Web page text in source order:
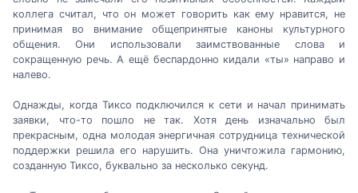
коллега считал, что он может говорить как ему нравится, не
принимая во внимание общепринятые каноны культурного
общения. Они использовали заимствованные слова и
сокращенную речь. А ещё беспардонно кидали «ты» направо и
налево.
Однажды, когда Тиксо подключился к сети и начал принимать
заявки, что-то пошло не так. Хотя день изначально был
прекрасным, одна молодая энергичная сотрудница технической
поддержки решила его нарушить. Она уничтожила гармонию,
созданную Тиксо, буквально за несколько секунд.